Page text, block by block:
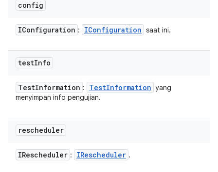
config
IConfiguration : IConfiguration saat ini.
testInfo
TestInformation : TestInformation yang
menyimpan info pengujian.
rescheduler
IRescheduler : IRescheduler .